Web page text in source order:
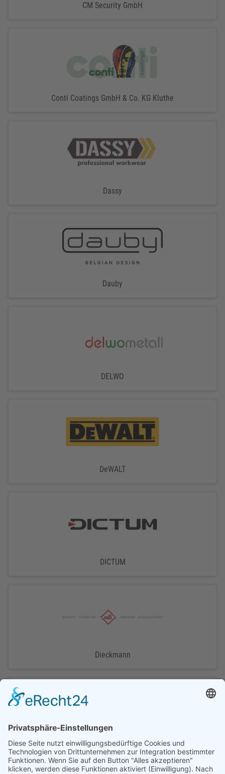
CM Security GmbH
Conti Coatings GmbH & Co. KG Kluthe
Dassy
Dauby
DELWO
DeWALT
DICTUM
Dieckmann
Dolezych